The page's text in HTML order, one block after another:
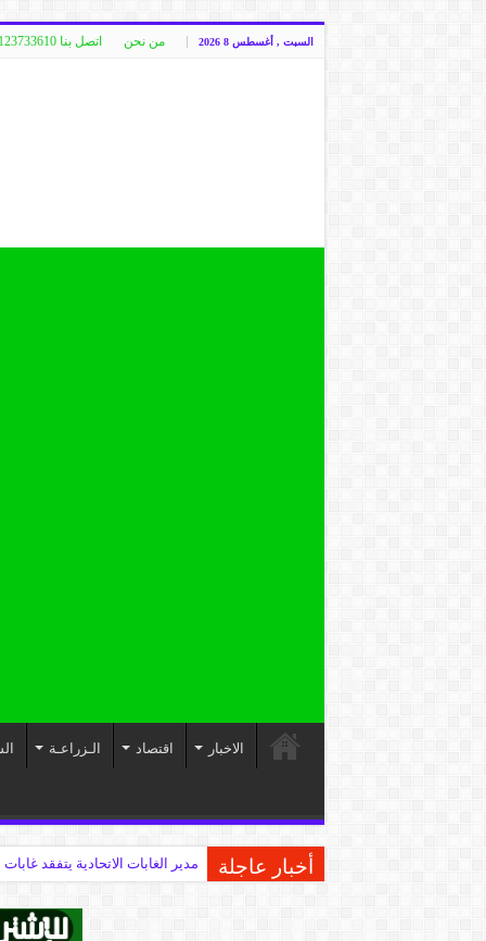
السبت , أغسطس 8 2026 من نحن اتصل بنا 00249123733610
الاخبار اقتصاد الـزراعـة
أخبار عاجلة مدير الغابات الاتحادية يتفقد